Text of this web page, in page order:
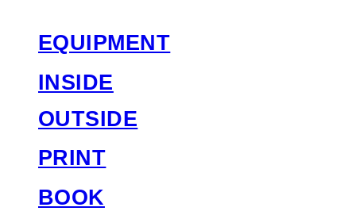
EQUIPMENT
INSIDE
OUTSIDE
PRINT
BOOK